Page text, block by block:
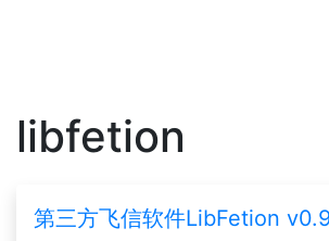
libfetion
第三方飞信软件LibFetion